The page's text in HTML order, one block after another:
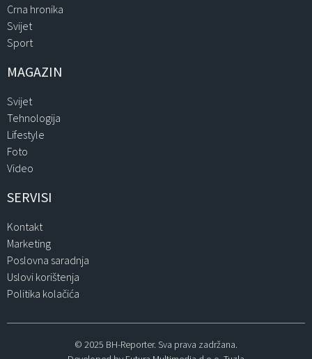
Crna hronika
Svijet
Sport
MAGAZIN
Svijet
Tehnologija
Lifestyle
Foto
Video
SERVISI
Kontakt
Marketing
Poslovna saradnja
Uslovi korištenja
Politika kolačića
© 2025 BH-Reporter. Sva prava zadržana.